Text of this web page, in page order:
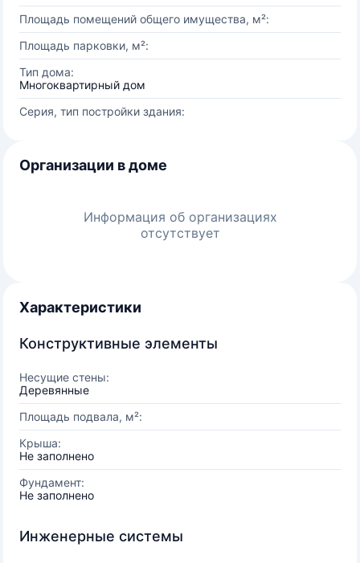
Площадь помещений общего имущества, м²:
Площадь парковки, м²:
Тип дома:
Многоквартирный дом
Серия, тип постройки здания:
Организации в доме
Информация об организациях
отсутствует
Характеристики
Конструктивные элементы
Несущие стены:
Деревянные
Площадь подвала, м²:
Крыша:
Не заполнено
Фундамент:
Не заполнено
Инженерные системы